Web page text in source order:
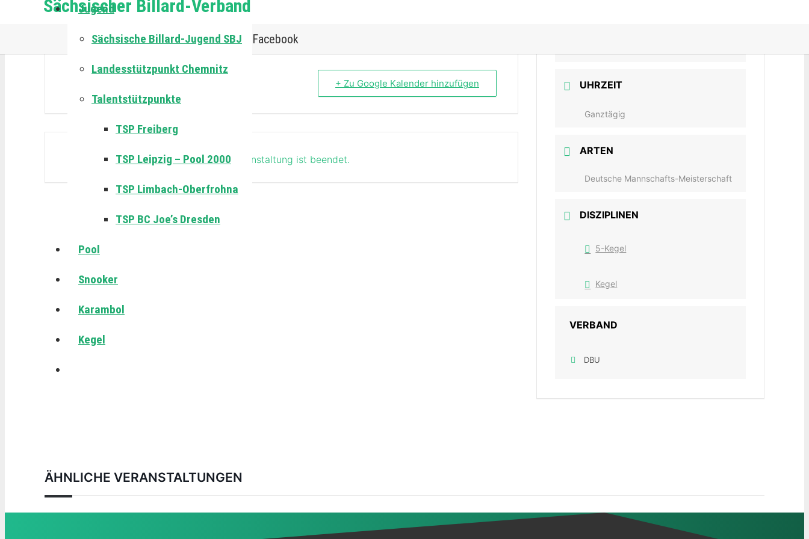
Sächsischer Billard-Verband
Jugend
Sächsische Billard-Jugend SBJ
Landesstützpunkt Chemnitz
Talentstützpunkte
TSP Freiberg
TSP Leipzig – Pool 2000
TSP Limbach-Oberfrohna
TSP BC Joe’s Dresden
Pool
Snooker
Karambol
Kegel
Facebook
+ Zu Google Kalender hinzufügen
Die Veranstaltung ist beendet.
UHRZEIT
Ganztägig
ARTEN
Deutsche Mannschafts-Meisterschaft
DISZIPLINEN
5-Kegel
Kegel
VERBAND
DBU
ÄHNLICHE VERANSTALTUNGEN